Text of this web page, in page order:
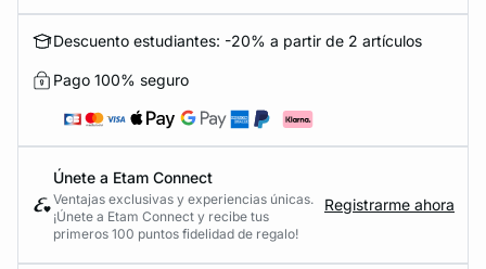
Descuento estudiantes: -20% a partir de 2 artículos
Pago 100% seguro
Únete a Etam Connect
Ventajas exclusivas y experiencias únicas.
¡Únete a Etam Connect y recibe tus
primeros 100 puntos fidelidad de regalo!
Registrarme ahora